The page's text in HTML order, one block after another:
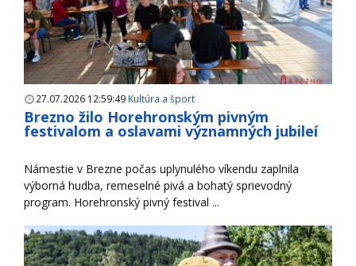
27.07.2026 12:59:49 Kultúra a šport
Brezno žilo Horehronským pivným
festivalom a oslavami významných jubileí
Námestie v Brezne počas uplynulého víkendu zaplnila
výborná hudba, remeselné pivá a bohatý sprievodný
program. Horehronský pivný festival ...